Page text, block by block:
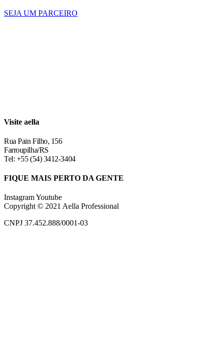
SEJA UM PARCEIRO
Visite aella
Rua Pain Filho, 156
Farroupilha/RS
Tel: +55 (54) 3412-3404
FIQUE MAIS PERTO DA GENTE
InstagramYoutube
Copyright © 2021 Aella Professional
CNPJ 37.452.888/0001-03